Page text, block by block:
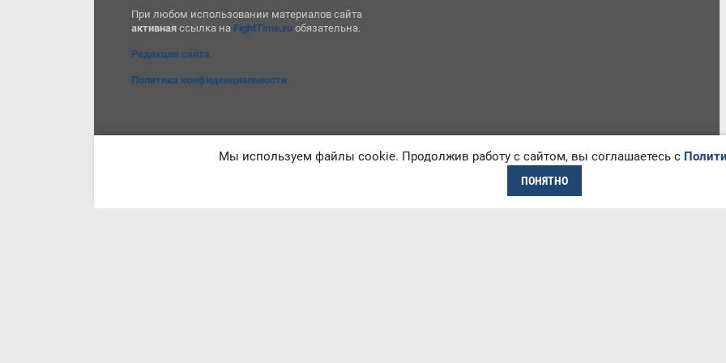
При любом использовании материалов сайта
активная ссылка на FightTime.ru обязательна.
Редакция сайта
Политика конфиденциальности
Мы используем файлы cookie. Продолжив работу с сайтом, вы соглашаетесь с
ПОНЯТНО